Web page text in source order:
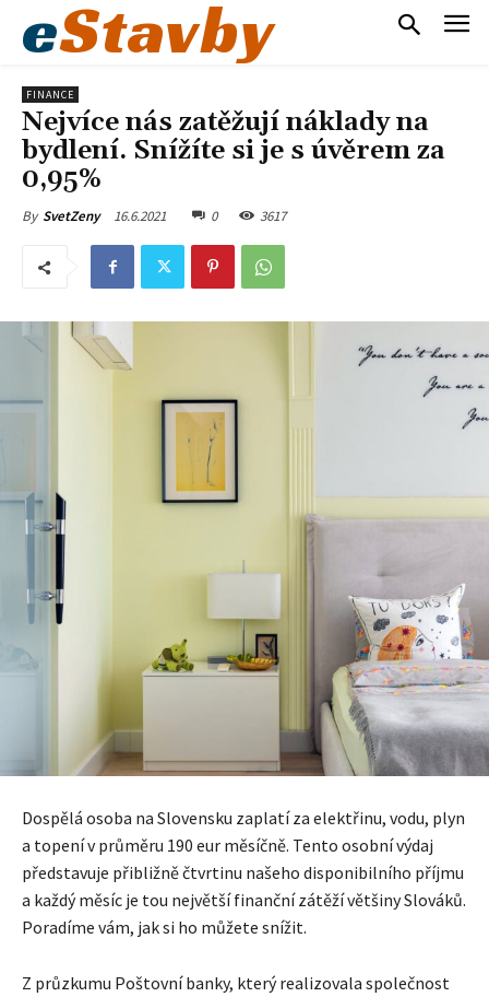
eStavby
FINANCE
Nejvíce nás zatěžují náklady na
bydlení. Snížíte si je s úvěrem za
0,95%
By SvetZeny 16.6.2021 0 3617
Dospělá osoba na Slovensku zaplatí za elektřinu, vodu, plyn
a topení v průměru 190 eur měsíčně. Tento osobní výdaj
představuje přibližně čtvrtinu našeho disponibilního příjmu
a každý měsíc je tou největší finanční zátěží většiny Slováků.
Poradíme vám, jak si ho můžete snížit.
Z průzkumu Poštovní banky, který realizovala společnost